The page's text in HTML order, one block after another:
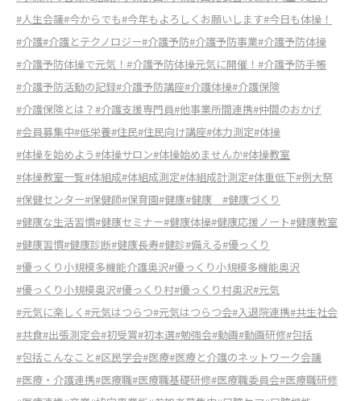
#人生会議#今からでも#今年もよろしくお願いします#今日も体操！
#介護#介護とテクノロジー#介護予防#介護予防事業#介護予防体操
#介護予防体操で元気！ #介護予防体操元気に開催！ #介護予防手帳
#介護予防活動の記録#介護予防講座#介護体操#介護保険
#介護保険とは？ #介護支援専門員#他事業所間連携#仲間のおかげ
#会員募集中#低栄養#住民#住民向け講座#体力測定#体操
#体操を始めよう#体操サロン#体操始めませんか#体操教室
#体操教室一覧#体組成#体組成測定#体組成計測定#体重低下#例大祭
#保健センター#保健師#保育園#健康#健康 #健康づくり
#健康な生活習慣#健康セミナー#健康体操#健康応援ノート#健康教室
#健康習慣#健康診断#健康長寿#健診#備える#優っくり
#優っくり小規模多機能介護奥沢#優っくり小規模多機能奥沢
#優っくり小規模奥沢#優っくり村#優っくり村奥沢#元気
#元気に楽しく #元気はつらつ#元気はつらつ会#入退院連携#共生社会
#共食#出張測定会#初受賞#初本選#勉強会#動画#動画研修#包括
#包括こんなこと#区民学会#医療#医療と介護のネットワーク会議
#医療・介護連携#医療職#医療職基礎研修#医療職委員会#医療職研修